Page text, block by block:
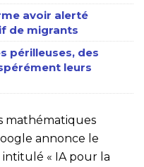
avoir alerté
de migrants
périlleuses, des
leurs
mathématiques
annonce le
« IA pour la